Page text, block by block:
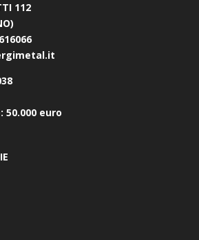
112
50.000 euro